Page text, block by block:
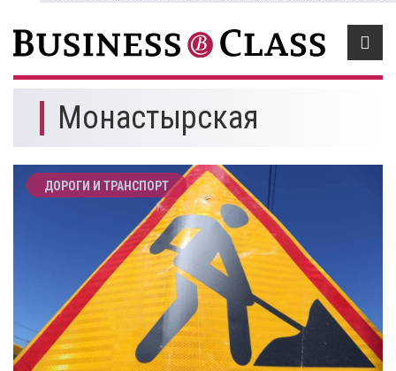
Монастырская
ДОРОГИ И ТРАНСПОРТ